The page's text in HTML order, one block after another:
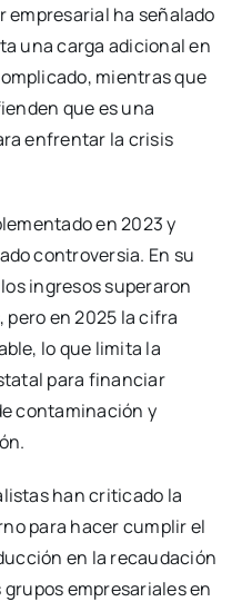
empresarial ha señalado
una carga adicional en
mientras que
que es una
enfrentar la crisis
en 2023 y
controversia. En su
ingresos superaron
pero en 2025 la cifra
lo que limita la
para financiar
contaminación y
han criticado la
para hacer cumplir el
en la recaudación
empresariales en